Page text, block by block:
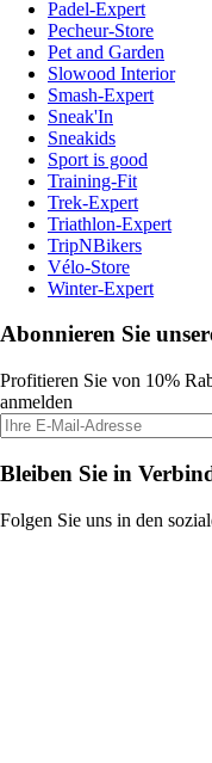
Padel-Expert
Pecheur-Store
Pet and Garden
Slowood Interior
Smash-Expert
Sneak'In
Sneakids
Sport is good
Training-Fit
Trek-Expert
Triathlon-Expert
TripNBikers
Vélo-Store
Winter-Expert
Abonnieren Sie
Profitieren Sie von 10%
anmelden
Bleiben Sie in
Folgen Sie uns in den